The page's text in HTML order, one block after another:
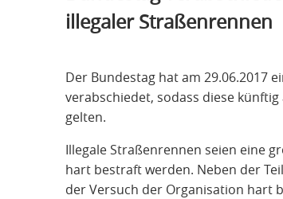
illegaler Straßenrennen
Der Bundestag hat am 29.06.2017
verabschiedet, sodass diese
gelten.
Illegale Straßenrennen seien eine
hart bestraft werden. Neben der
der Versuch der Organisation hart